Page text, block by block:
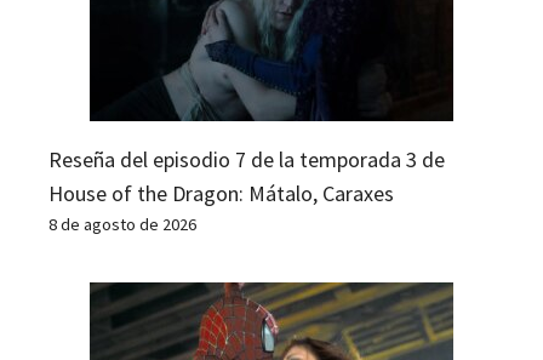
Reseña del episodio 7 de la temporada 3 de
House of the Dragon: Mátalo, Caraxes
8 de agosto de 2026